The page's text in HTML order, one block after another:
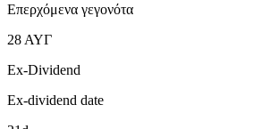
Επερχόμενα γεγονότα
28 ΑΥΓ
Ex-Dividend
Ex-dividend date